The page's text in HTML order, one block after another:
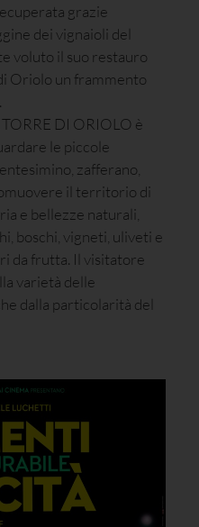
grazie
dei vignaioli del
voluto il suo restauro
Oriolo un frammento
TORRE DI ORIOLO è
le piccole
zafferano,
il territorio di
e bellezze naturali,
boschi, vigneti, uliveti e
da frutta. Il visitatore
varietà delle
dalla particolarità del